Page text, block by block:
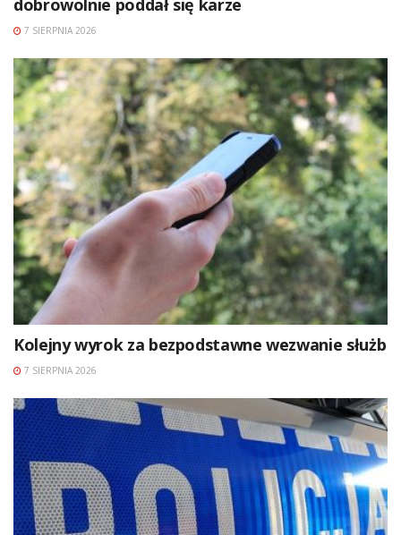
7 SIERPNIA 2026
Kolejny wyrok za bezpodstawne wezwanie służb
7 SIERPNIA 2026